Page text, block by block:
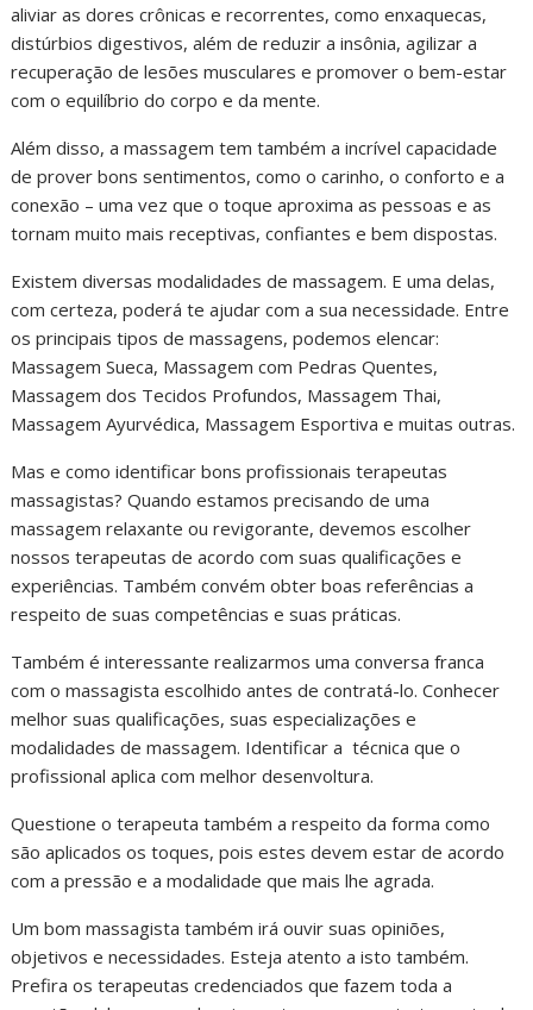
aliviar as dores crônicas e recorrentes, como enxaquecas,
distúrbios digestivos, além de reduzir a insônia, agilizar a
recuperação de lesões musculares e promover o bem-estar
com o equilíbrio do corpo e da mente.
Além disso, a massagem tem também a incrível capacidade
de prover bons sentimentos, como o carinho, o conforto e a
conexão – uma vez que o toque aproxima as pessoas e as
tornam muito mais receptivas, confiantes e bem dispostas.
Existem diversas modalidades de massagem. E uma delas,
com certeza, poderá te ajudar com a sua necessidade. Entre
os principais tipos de massagens, podemos elencar:
Massagem Sueca, Massagem com Pedras Quentes,
Massagem dos Tecidos Profundos, Massagem Thai,
Massagem Ayurvédica, Massagem Esportiva e muitas outras.
Mas e como identificar bons profissionais terapeutas
massagistas? Quando estamos precisando de uma
massagem relaxante ou revigorante, devemos escolher
nossos terapeutas de acordo com suas qualificações e
experiências. Também convém obter boas referências a
respeito de suas competências e suas práticas.
Também é interessante realizarmos uma conversa franca
com o massagista escolhido antes de contratá-lo. Conhecer
melhor suas qualificações, suas especializações e
modalidades de massagem. Identificar a técnica que o
profissional aplica com melhor desenvoltura.
Questione o terapeuta também a respeito da forma como
são aplicados os toques, pois estes devem estar de acordo
com a pressão e a modalidade que mais lhe agrada.
Um bom massagista também irá ouvir suas opiniões,
objetivos e necessidades. Esteja atento a isto também.
Prefira os terapeutas credenciados que fazem toda a